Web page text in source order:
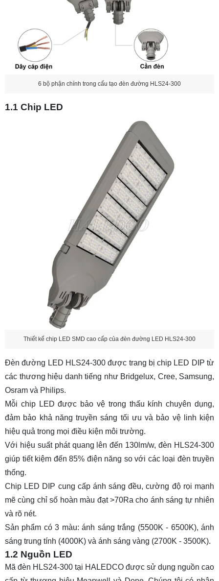
6 bộ phận chính trong cấu tạo đèn đường HLS24-300
1.1 Chip LED
Thiết kế chip LED SMD cao cấp của đèn đường LED HLS24-300
Đèn đường LED HLS24-300 được trang bị chip LED DIP từ
các thương hiệu danh tiếng như Bridgelux, Cree, Samsung,
Osram và Philips.
Mỗi chip LED được bảo vệ trong thấu kính chuyên dụng,
đảm bảo khả năng truyền sáng tối ưu và bảo vệ linh kiện
hiệu quả trong mọi điều kiện môi trường.
Với hiệu suất phát quang lên đến 130lm/w, đèn HLS24-300
giúp tiết kiệm đến 85% điện năng so với các loại đèn truyền
thống.
Chip LED DIP cung cấp ánh sáng đều, cường độ rọi mạnh
mẽ cùng chỉ số hoàn màu đạt >70Ra cho ánh sáng tự nhiên
và rõ nét.
Sản phẩm có 3 màu: ánh sáng trắng (5500K - 6500K), ánh
sáng trung tính (4000K) và ánh sáng vàng (2700K - 3500K).
1.2 Nguồn LED
Mã đèn HLS24-300 tại HALEDCO được sử dụng nguồn cao